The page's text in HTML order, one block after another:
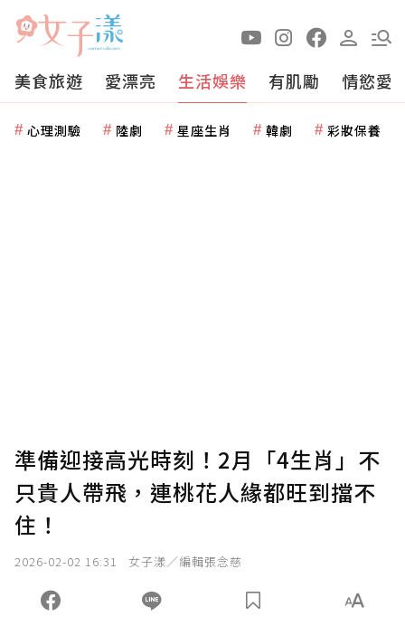
美食旅遊 愛漂亮 生活娛樂 有肌勵 情慾愛
心理測驗 陸劇 星座生肖 韓劇 彩妝保養
準備迎接高光時刻！2月「4生肖」不
只貴人帶飛，連桃花人緣都旺到擋不
住！
2026-02-02 16:31 女子漾／編輯張念慈